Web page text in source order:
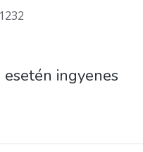
ingyenes